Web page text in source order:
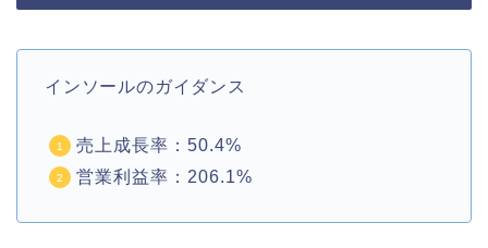
インソールのガイダンス
売上成長率：50.4%
営業利益率：206.1%